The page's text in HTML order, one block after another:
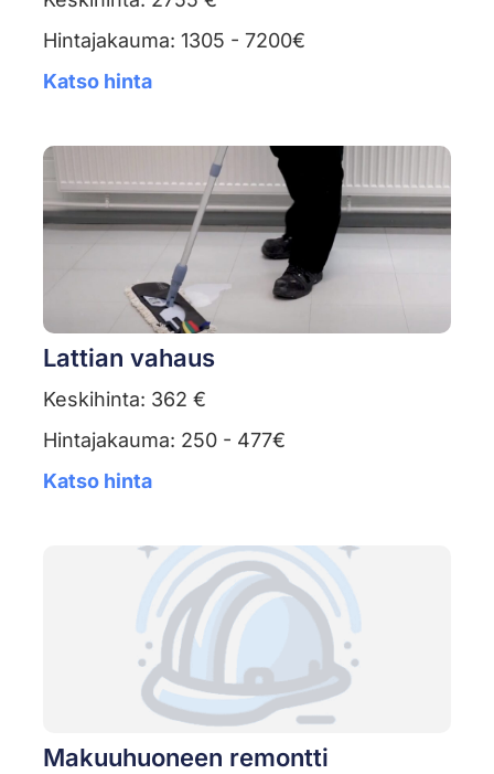
Hintajakauma: 1305 - 7200€
Katso hinta
Lattian vahaus
Keskihinta: 362 €
Hintajakauma: 250 - 477€
Katso hinta
Makuuhuoneen remontti